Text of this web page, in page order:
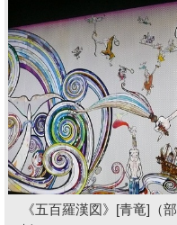
《五百羅漢図》[青竜]（